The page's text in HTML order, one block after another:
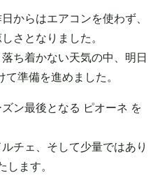
からはエアコンを使わず、
さとなりました。
ち着かない天気の中、明日
て準備を進めました。
ン最後となる ピオーネ を
チェ、そして少量ではあり
します。